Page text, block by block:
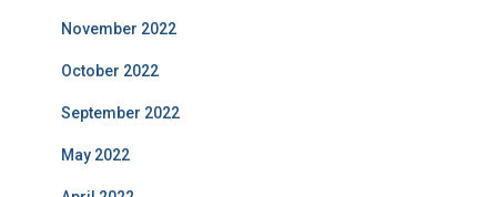
November 2022
October 2022
September 2022
May 2022